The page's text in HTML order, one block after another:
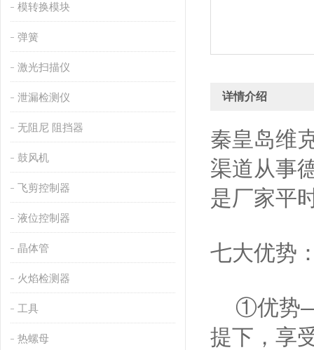
模转换模块
弹簧
激光扫描仪
泄漏检测仪
无阻尼 阻挡器
鼓风机
飞剪控制器
液位控制器
晶体管
火焰检测器
工具
热螺母
详情介绍
秦皇岛维
渠道从事
是厂家平
七大优势
①优势
提下，享